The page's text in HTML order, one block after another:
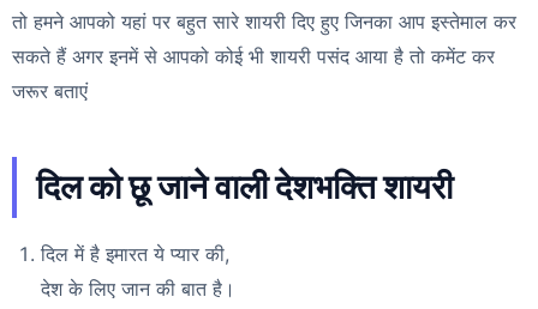
तो हमने आपको यहां पर बहुत सारे शायरी दिए हुए जिनका आप इस्तेमाल कर
सकते हैं अगर इनमें से आपको कोई भी शायरी पसंद आया है तो कमेंट कर
जरूर बताएं
दिल को छू जाने वाली देशभक्ति शायरी
दिल में है इमारत ये प्यार की,
देश के लिए जान की बात है।